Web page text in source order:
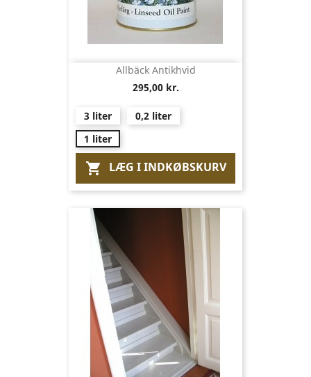
Allbäck Antikhvid
295,00 kr.
3 liter
0,2 liter
1 liter
 LÆG I INDKØBSKURV